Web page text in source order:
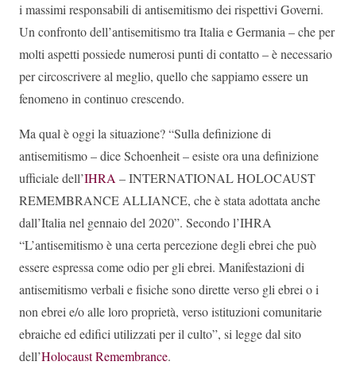
i massimi responsabili di antisemitismo dei rispettivi Governi.
Un confronto dell’antisemitismo tra Italia e Germania – che per
molti aspetti possiede numerosi punti di contatto – è necessario
per circoscrivere al meglio, quello che sappiamo essere un
fenomeno in continuo crescendo.
Ma qual è oggi la situazione? “Sulla definizione di
antisemitismo – dice Schoenheit – esiste ora una definizione
ufficiale dell’IHRA – INTERNATIONAL HOLOCAUST
REMEMBRANCE ALLIANCE, che è stata adottata anche
dall’Italia nel gennaio del 2020”. Secondo l’IHRA
“L’antisemitismo è una certa percezione degli ebrei che può
essere espressa come odio per gli ebrei. Manifestazioni di
antisemitismo verbali e fisiche sono dirette verso gli ebrei o i
non ebrei e/o alle loro proprietà, verso istituzioni comunitarie
ebraiche ed edifici utilizzati per il culto”, si legge dal sito
dell’Holocaust Remembrance.